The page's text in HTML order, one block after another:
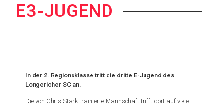
E3-JUGEND
In der 2. Regionsklasse tritt die dritte E-Jugend des
Longericher SC an.
Die von Chris Stark trainierte Mannschaft trifft dort auf viele